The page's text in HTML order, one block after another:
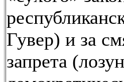
Гувер) и за
запрета